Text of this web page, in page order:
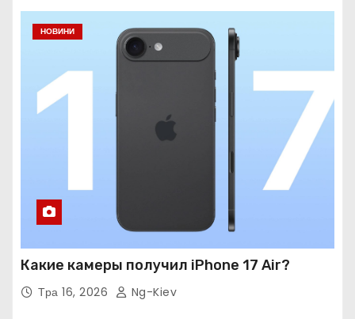
НОВИНИ
Какие камеры получил iPhone 17 Air?
Тра 16, 2026 Ng-Kiev